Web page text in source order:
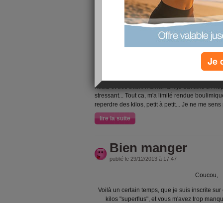
Repartir à zéro!
publié le 01/05/2016 à 23:45
Bonjour tout le monde... Voici quelqu'un
pourquoi ? Parce que j'avais réussis à perdre
75kg pour 1m57... Qu'est ce qui s'est passé
hauts et des bas... Maintenant je travaille à
stressant... Tout ca, m'a limité rendue
reperdre des kilos, petit à petit... Je ne me
lire la suite
Bien manger
publié le 29/12/2013 à 17:47
Coucou,
Voilà un certain temps, que je suis inscrite
kilos "superflus", et vous m'avez trop
Je